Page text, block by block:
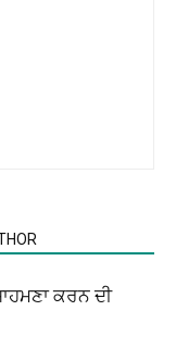
ਕਰਨ ਦੀ